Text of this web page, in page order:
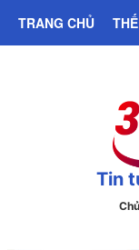
TRANG CHỦ
Tin